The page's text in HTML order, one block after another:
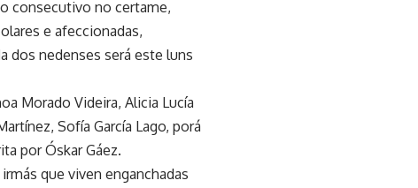
consecutivo no certame,
e afeccionadas,
dos nedenses será este luns
Morado Videira, Alicia Lucía
Sofía García Lago, porá
por Óskar Gáez.
que viven enganchadas